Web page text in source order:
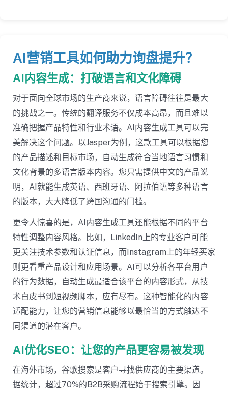
AI营销工具如何助力询盘提升？
AI内容生成：打破语言和文化障碍
对于面向全球市场的生产商来说，语言障碍往往是最大
的挑战之一。传统的翻译服务不仅成本高昂，而且难以
准确把握产品特性和行业术语。AI内容生成工具可以完
美解决这个问题。以Jasper为例，这款工具可以根据您
的产品描述和目标市场，自动生成符合当地语言习惯和
文化背景的多语言版本内容。您只需提供中文的产品说
明，AI就能生成英语、西班牙语、阿拉伯语等多种语言
的版本，大大降低了跨国沟通的门槛。
更令人惊喜的是，AI内容生成工具还能根据不同的平台
特性调整内容风格。比如，LinkedIn上的专业客户可能
更关注技术参数和认证信息，而Instagram上的年轻买家
则更看重产品设计和应用场景。AI可以分析各平台用户
的行为数据，自动生成最适合该平台的内容形式，从技
术白皮书到短视频脚本，应有尽有。这种智能化的内容
适配能力，让您的营销信息能够以最恰当的方式触达不
同渠道的潜在客户。
AI优化SEO：让您的产品更容易被发现
在海外市场，谷歌搜索是客户寻找供应商的主要渠道。
据统计，超过70%的B2B采购流程始于搜索引擎。因